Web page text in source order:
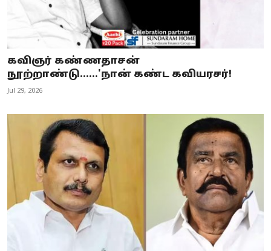
கவிஞர் கண்ணதாசன்
நூற்றாண்டு......'நான் கண்ட கவியரசர்!
Jul 29, 2026